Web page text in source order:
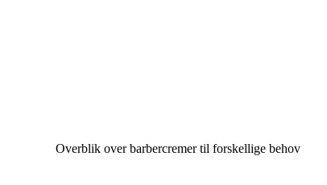
Overblik over barbercremer til forskellige behov